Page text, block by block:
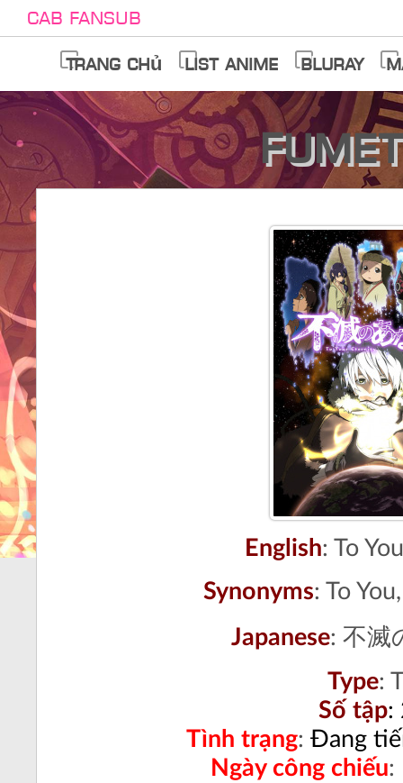
Cab Fansub
Trang chủ List anime Bluray
English: To
Synonyms: To
Japanese: 不滅
Type:
Số tập:
Tình trạng: Đang
Ngày công chiếu: